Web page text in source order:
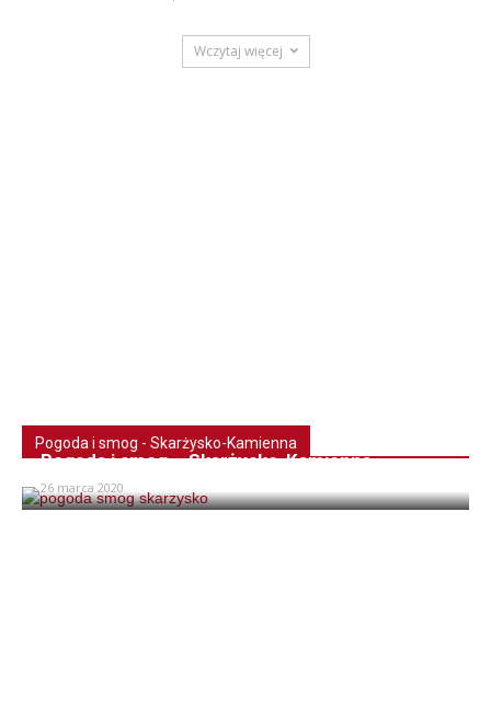
Wczytaj więcej
Pogoda i smog - Skarżysko-Kamienna
Pogoda i smog – Skarżysko-Kamienna
26 marca 2020